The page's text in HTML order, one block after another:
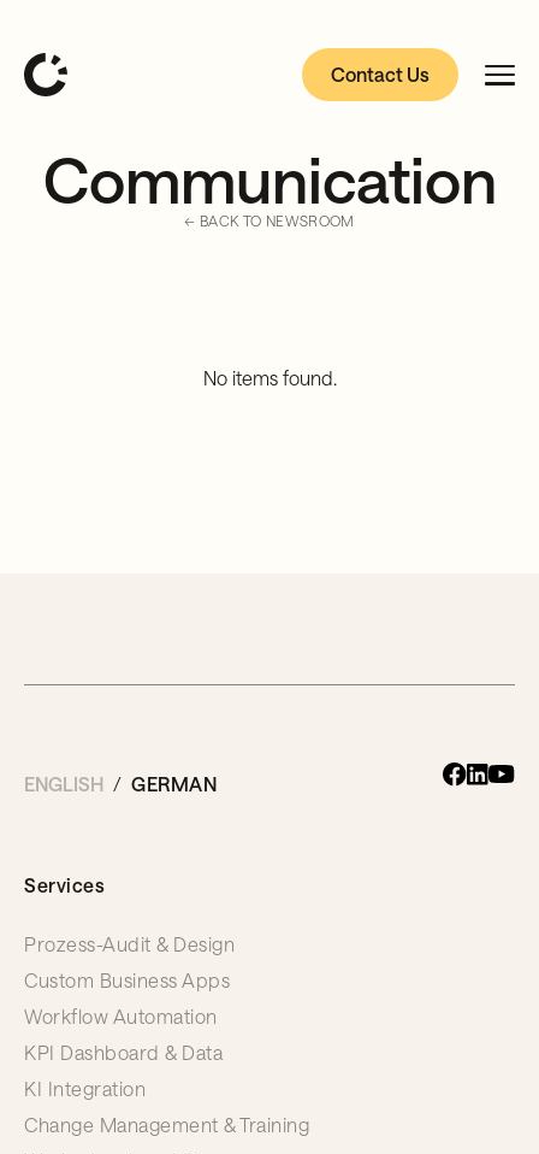
Contact Us
Communication
← BACK TO NEWSROOM
No items found.
ENGLISH GERMAN
Services
Prozess-Audit & Design
Custom Business Apps
Workflow Automation
KPI Dashboard & Data
KI Integration
Change Management & Training